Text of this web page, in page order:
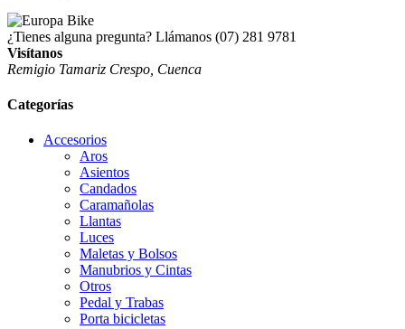
¿Tienes alguna pregunta? Llámanos (07) 281 9781
Visítanos
Remigio Tamariz Crespo, Cuenca
Categorías
Accesorios
Aros
Asientos
Candados
Caramañolas
Llantas
Luces
Maletas y Bolsos
Manubrios y Cintas
Otros
Pedal y Trabas
Porta bicicletas